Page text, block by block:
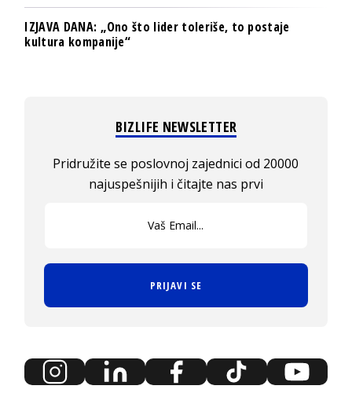
IZJAVA DANA: „Ono što lider toleriše, to postaje
kultura kompanije“
BIZLIFE NEWSLETTER
Pridružite se poslovnoj zajednici od 20000
najuspešnijih i čitajte nas prvi
PRIJAVI SE